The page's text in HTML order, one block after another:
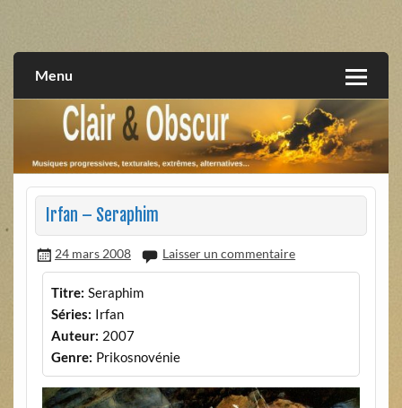
extrêmes, alternatives, texturales
Menu
Irfan – Seraphim
24 mars 2008 Laisser un commentaire
Titre: Seraphim
Séries: Irfan
Auteur: 2007
Genre: Prikosnovénie